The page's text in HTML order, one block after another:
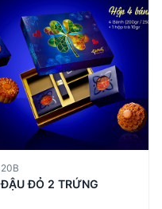
20B
ĐẬU ĐỎ 2 TRỨNG